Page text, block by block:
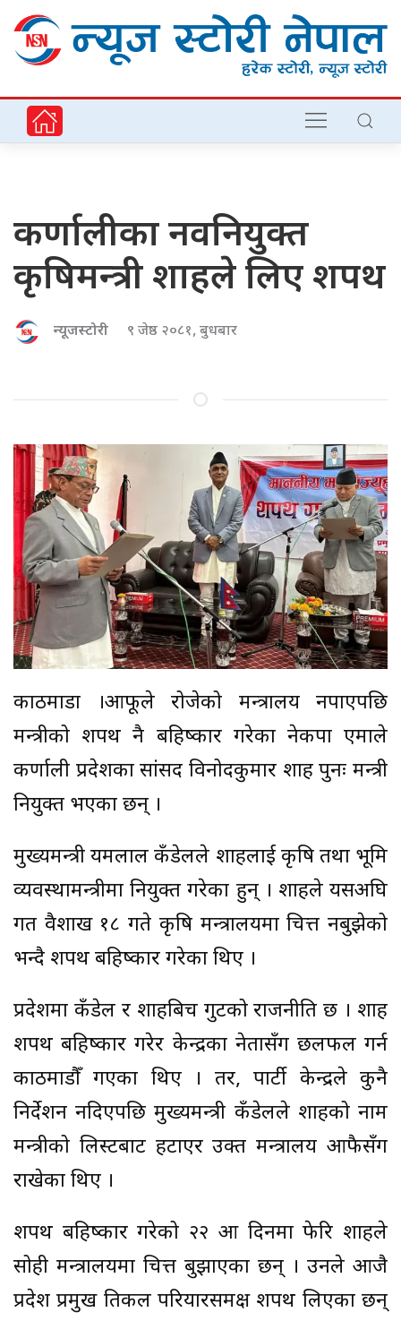
कर्णालीका नवनियुक्त
कृषिमन्त्री शाहले लिए शपथ
न्यूजस्टोरी ९ जेष्ठ २०८१, बुधबार
काठमाडौं ।आफूले रोजेको मन्त्रालय नपाएपछि
मन्त्रीको शपथ नै बहिष्कार गरेका नेकपा एमाले
कर्णाली प्रदेशका सांसद विनोदकुमार शाह पुनः मन्त्री
नियुक्त भएका छन् ।
मुख्यमन्त्री यमलाल कँडेलले शाहलाई कृषि तथा भूमि
व्यवस्थामन्त्रीमा नियुक्त गरेका हुन् । शाहले यसअघि
गत वैशाख १८ गते कृषि मन्त्रालयमा चित्त नबुझेको
भन्दै शपथ बहिष्कार गरेका थिए ।
प्रदेशमा कँडेल र शाहबिच गुटको राजनीति छ । शाह
शपथ बहिष्कार गरेर केन्द्रका नेतासँग छलफल गर्न
काठमाडौँ गएका थिए । तर, पार्टी केन्द्रले कुनै
निर्देशन नदिएपछि मुख्यमन्त्री कँडेलले शाहको नाम
मन्त्रीको लिस्टबाट हटाएर उक्त मन्त्रालय आफैसँग
राखेका थिए ।
शपथ बहिष्कार गरेको २२ औं दिनमा फेरि शाहले
सोही मन्त्रालयमा चित्त बुझाएका छन् । उनले आजै
प्रदेश प्रमुख तिकल परियारसमक्ष शपथ लिएका छन्